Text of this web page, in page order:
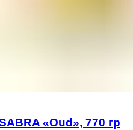
«Oud», 770 гр